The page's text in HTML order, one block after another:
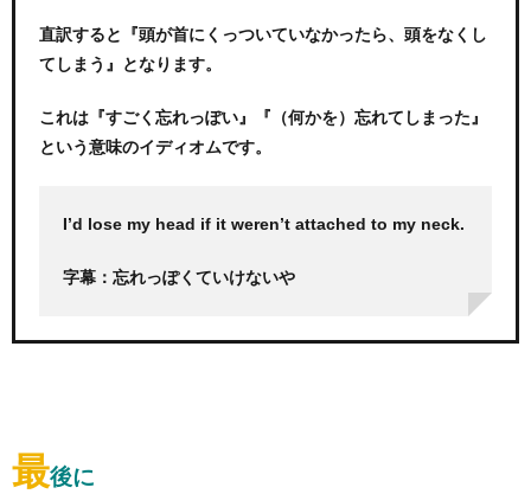
直訳すると『頭が首にくっついていなかったら、頭をなくし
てしまう』となります。
これは『すごく忘れっぽい』『（何かを）忘れてしまった』
という意味のイディオムです。
I’d lose my head if it weren’t attached to my neck.
字幕：忘れっぽくていけないや
最後に